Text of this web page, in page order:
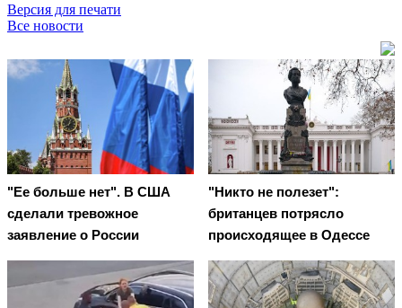
Версия для печати
Все новости
"Ее больше нет". В США
сделали тревожное
заявление о России
"Никто не полезет":
британцев потрясло
происходящее в Одессе